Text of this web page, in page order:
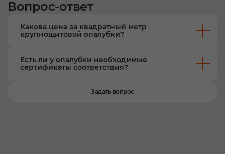
Вопрос-ответ
Какова цена за квадратный метр
крупнощитовой опалубки?
Есть ли у опалубки необходимые
сертификаты соответствия?
Задать вопрос